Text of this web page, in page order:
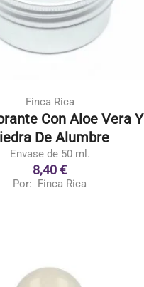
Finca Rica
Con Aloe Vera Y
De Alumbre
Envase de 50 ml.
8,40 €
Por: Finca Rica